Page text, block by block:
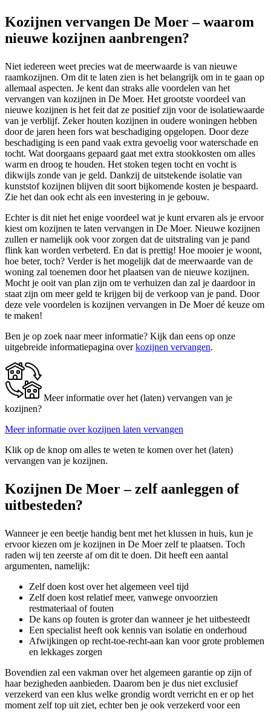
Kozijnen vervangen De Moer – waarom
nieuwe kozijnen aanbrengen?
Niet iedereen weet precies wat de meerwaarde is van nieuwe
raamkozijnen. Om dit te laten zien is het belangrijk om in te gaan op
allemaal aspecten. Je kent dan straks alle voordelen van het
vervangen van kozijnen in De Moer. Het grootste voordeel van
nieuwe kozijnen is het feit dat ze positief zijn voor de isolatiewaarde
van je verblijf. Zeker houten kozijnen in oudere woningen hebben
door de jaren heen fors wat beschadiging opgelopen. Door deze
beschadiging is een pand vaak extra gevoelig voor waterschade en
tocht. Wat doorgaans gepaard gaat met extra stookkosten om alles
warm en droog te houden. Het stoken tegen tocht en vocht is
dikwijls zonde van je geld. Dankzij de uitstekende isolatie van
kunststof kozijnen blijven dit soort bijkomende kosten je bespaard.
Zie het dan ook echt als een investering in je gebouw.
Echter is dit niet het enige voordeel wat je kunt ervaren als je ervoor
kiest om kozijnen te laten vervangen in De Moer. Nieuwe kozijnen
zullen er namelijk ook voor zorgen dat de uitstraling van je pand
flink kan worden verbeterd. En dat is prettig! Hoe mooier je woont,
hoe beter, toch? Verder is het mogelijk dat de meerwaarde van de
woning zal toenemen door het plaatsen van de nieuwe kozijnen.
Mocht je ooit van plan zijn om te verhuizen dan zal je daardoor in
staat zijn om meer geld te krijgen bij de verkoop van je pand. Door
deze vele voordelen is kozijnen vervangen in De Moer dé keuze om
te maken!
Ben je op zoek naar meer informatie? Kijk dan eens op onze
uitgebreide informatiepagina overkozijnen vervangen.
Meer informatie over het (laten) vervangen van je
kozijnen?
Meer informatie over kozijnen laten vervangen
Klik op de knop om alles te weten te komen over het (laten)
vervangen van je kozijnen.
Kozijnen De Moer – zelf aanleggen of
uitbesteden?
Wanneer je een beetje handig bent met het klussen in huis, kun je
ervoor kiezen om je kozijnen in De Moer zelf te plaatsen. Toch
raden wij ten zeerste af om dit te doen. Dit heeft een aantal
argumenten, namelijk:
Zelf doen kost over het algemeen veel tijd
Zelf doen kost relatief meer, vanwege onvoorzien
restmateriaal of fouten
De kans op fouten is groter dan wanneer je het uitbesteedt
Een specialist heeft ook kennis van isolatie en onderhoud
Afwijkingen op recht-toe-recht-aan kan voor grote problemen
en lekkages zorgen
Bovendien zal een vakman over het algemeen garantie op zijn of
haar bezigheden aanbieden. Daarom ben je dus niet exclusief
verzekerd van een klus welke grondig wordt verricht en er op het
moment zelf top uit ziet, echter ben je ook verzekerd voor een